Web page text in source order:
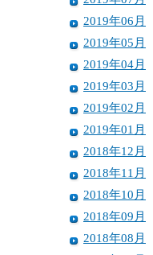
2019年06月
2019年05月
2019年04月
2019年03月
2019年02月
2019年01月
2018年12月
2018年11月
2018年10月
2018年09月
2018年08月